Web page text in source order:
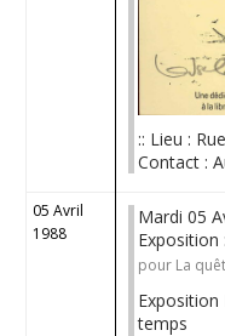
:: Lieu :
Contact :
05 Avril
1988
Mardi 05
Exposition
pour La
Exposition
temps